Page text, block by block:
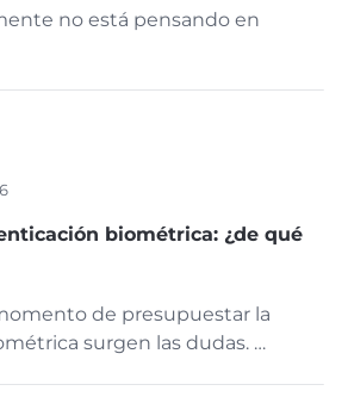
no está pensando en
biométrica: ¿de qué
de presupuestar la
surgen las dudas. …